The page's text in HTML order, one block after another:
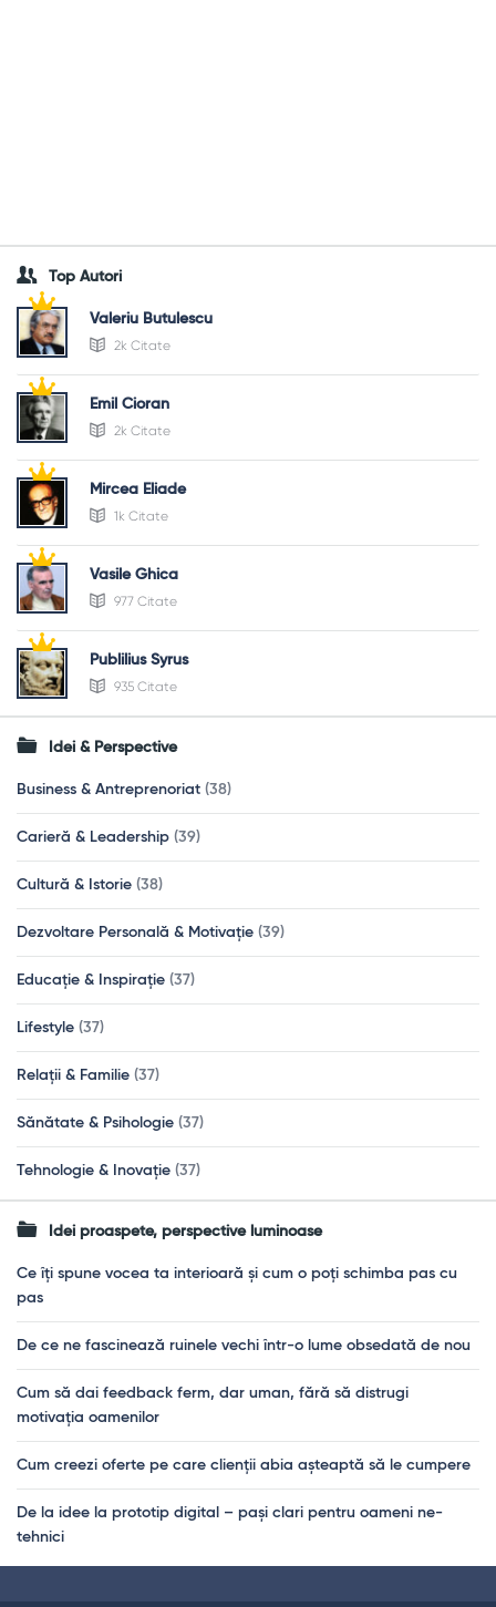
Top Autori
Valeriu Butulescu
2k Citate
Emil Cioran
2k Citate
Mircea Eliade
1k Citate
Vasile Ghica
977 Citate
Publilius Syrus
935 Citate
Idei & Perspective
Business & Antreprenoriat (38)
Carieră & Leadership (39)
Cultură & Istorie (38)
Dezvoltare Personală & Motivație (39)
Educație & Inspirație (37)
Lifestyle (37)
Relații & Familie (37)
Sănătate & Psihologie (37)
Tehnologie & Inovație (37)
Idei proaspete, perspective luminoase
Ce îți spune vocea ta interioară și cum o poți schimba pas cu
pas
De ce ne fascinează ruinele vechi într-o lume obsedată de nou
Cum să dai feedback ferm, dar uman, fără să distrugi
motivația oamenilor
Cum creezi oferte pe care clienții abia așteaptă să le cumpere
De la idee la prototip digital – pași clari pentru oameni ne-
tehnici